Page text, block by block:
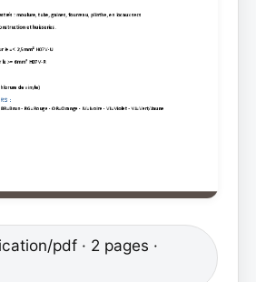
pdf · 2 pages ·